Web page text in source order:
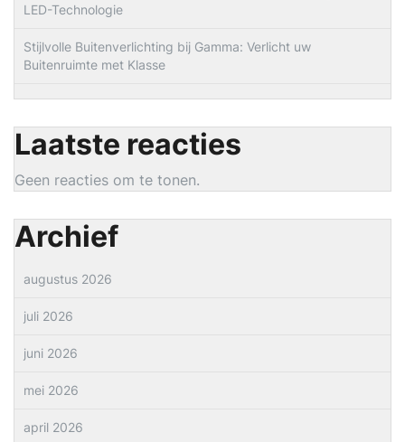
LED-Technologie
Stijlvolle Buitenverlichting bij Gamma: Verlicht uw
Buitenruimte met Klasse
Laatste reacties
Geen reacties om te tonen.
Archief
augustus 2026
juli 2026
juni 2026
mei 2026
april 2026